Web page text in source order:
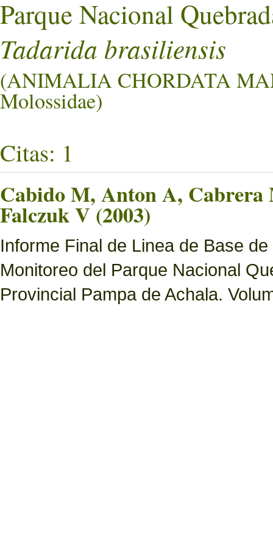
Parque Nacional
Tadarida brasiliensis
(ANIMALIA CHORDATA
Molossidae)
Citas: 1
Cabido M, Anton A,
Falczuk V (2003)
Informe Final de Linea de Base
Monitoreo del Parque Nacional
Provincial Pampa de Achala.